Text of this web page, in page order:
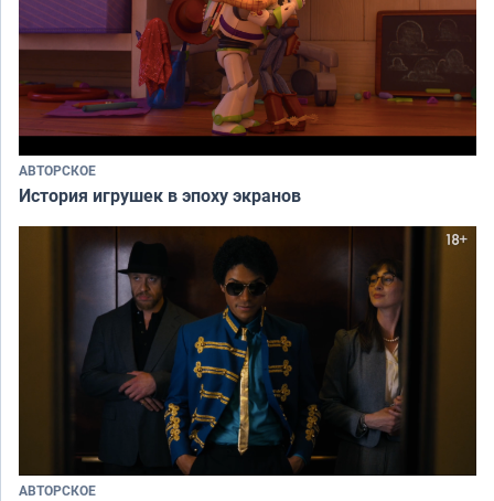
АВТОРСКОЕ
История игрушек в эпоху экранов
АВТОРСКОЕ